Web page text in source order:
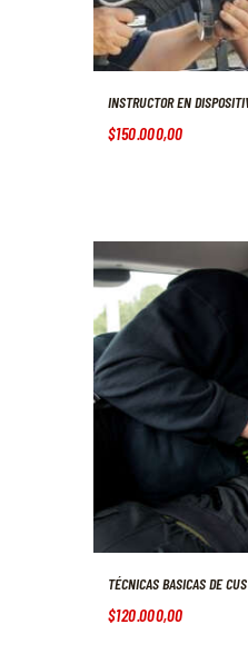
INSTRUCTOR EN
$150.000,00
TÉCNICAS BASICAS DE
$120.000,00